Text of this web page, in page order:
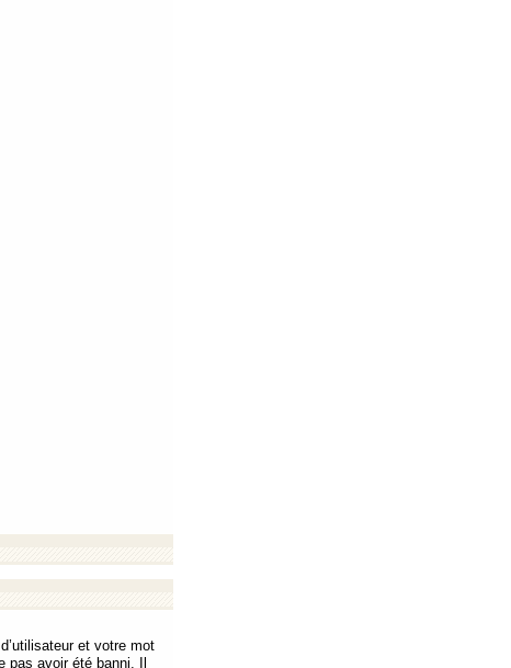
et votre mot
avoir été banni. Il